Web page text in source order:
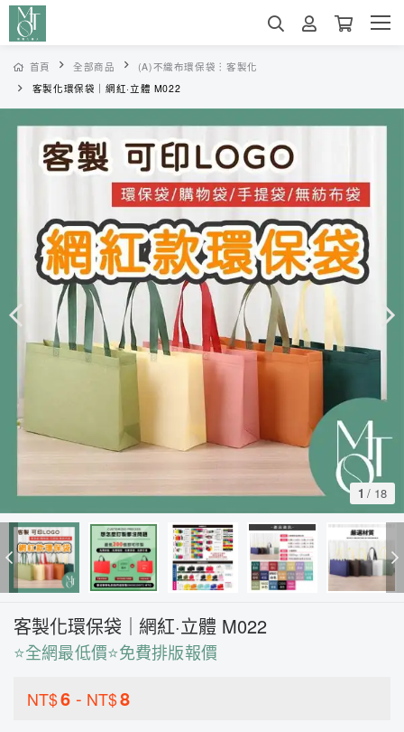
首頁 全部商品
(A)不織布環保袋︙客製化
客製化環保袋｜網紅·立體 M022
1 / 18
客製化環保袋｜網紅·立體 M022
⭐全網最低價⭐免費排版報價
NT$6 - NT$8